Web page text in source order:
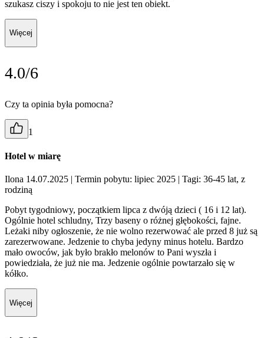
szukasz ciszy i spokoju to nie jest ten obiekt.
Więcej
4.0/6
Czy ta opinia była pomocna?
1
Hotel w miarę
Ilona 14.07.2025 | Termin pobytu: lipiec 2025 | Tagi: 36-45 lat, z
rodziną
Pobyt tygodniowy, początkiem lipca z dwóją dzieci ( 16 i 12 lat).
Ogólnie hotel schludny, Trzy baseny o różnej głębokości, fajne.
Leżaki niby ogłoszenie, że nie wolno rezerwować ale przed 8 już są
zarezerwowane. Jedzenie to chyba jedyny minus hotelu. Bardzo
mało owoców, jak było brakło melonów to Pani wyszła i
powiedziała, że już nie ma. Jedzenie ogólnie powtarzało się w
kółko.
Więcej